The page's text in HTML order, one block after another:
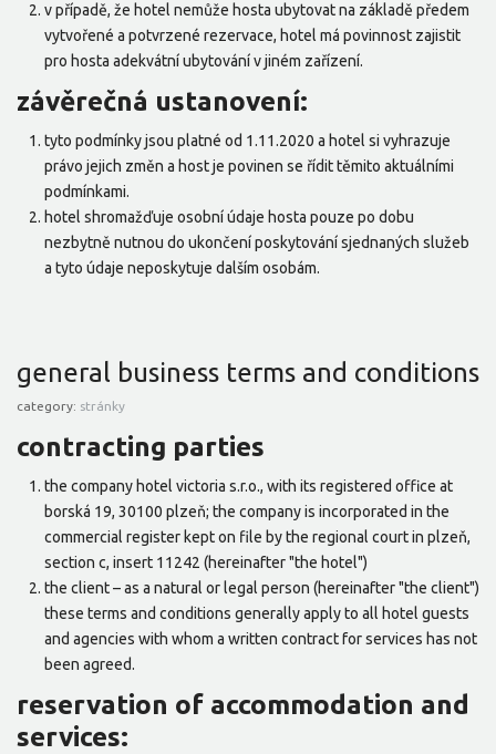
v případě, že hotel nemůže hosta ubytovat na základě předem
vytvořené a potvrzené rezervace, hotel má povinnost zajistit
pro hosta adekvátní ubytování v jiném zařízení.
závěrečná ustanovení:
tyto podmínky jsou platné od 1.11.2020 a hotel si vyhrazuje
právo jejich změn a host je povinen se řídit těmito aktuálními
podmínkami.
hotel shromažďuje osobní údaje hosta pouze po dobu
nezbytně nutnou do ukončení poskytování sjednaných služeb
a tyto údaje neposkytuje dalším osobám.
general business terms and conditions
category: stránky
contracting parties
the company hotel victoria s.r.o., with its registered office at
borská 19, 30100 plzeň; the company is incorporated in the
commercial register kept on file by the regional court in plzeň,
section c, insert 11242 (hereinafter "the hotel")
the client – as a natural or legal person (hereinafter "the client")
these terms and conditions generally apply to all hotel guests
and agencies with whom a written contract for services has not
been agreed.
reservation of accommodation and
services: